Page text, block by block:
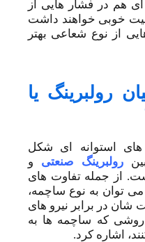
ای هم در فشار هایی از
خوبی خواهند داشت
از نوع شعاعی بهتر
رولبرینگ یا
های استوانه ای شکل
رولبرینگ صنعتی و
از جمله تفاوت های
می توان به نوع ساچمه،
شان در برابر نیرو های
که ساچمه ها به
اشاره کرد.